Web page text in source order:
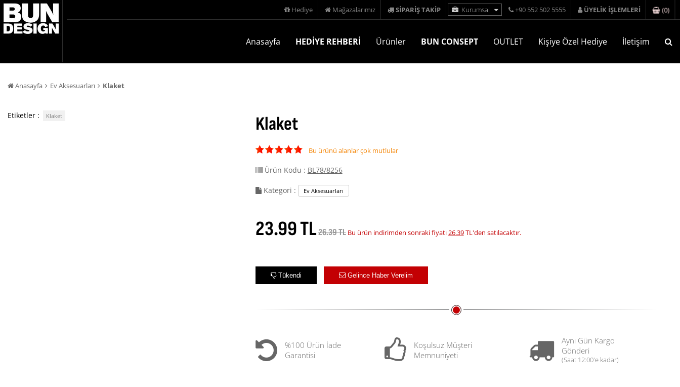
Hediye Mağazalarımız SİPARİŞ TAKİP Kurumsal +90 552 502 5555 ÜYELİK İŞLEMLERİ (0)
Anasayfa HEDİYE REHBERİ Ürünler BUN CONSEPT OUTLET Kişiye Özel Hediye İletişim
Anasayfa Ev Aksesuarları Klaket
Etiketler : Klaket Klaket
Bu ürünü alanlar çok mutlular
Ürün Kodu : BL78/8256
Kategori : Ev Aksesuarları
23.99 TL26.39 TL Bu ürün indirimden sonraki fiyatı26.39TL'den satılacaktır.
Tükendi Gelince Haber Verelim
%100 Ürün İade
Garantisi
Koşulsuz Müşteri
Memnuniyeti
Aynı Gün Kargo
Gönderi
(Saat 12:00'e kadar)